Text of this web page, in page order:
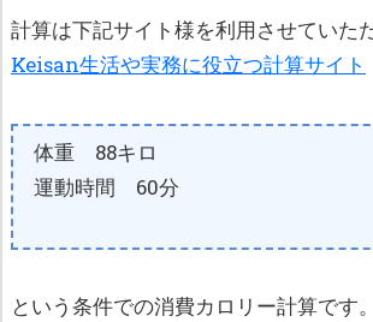
計算は下記サイト様を利用させていた
Keisan生活や実務に役立つ計算サイト
体重 88キロ
運動時間 60分
という条件での消費カロリー計算です。